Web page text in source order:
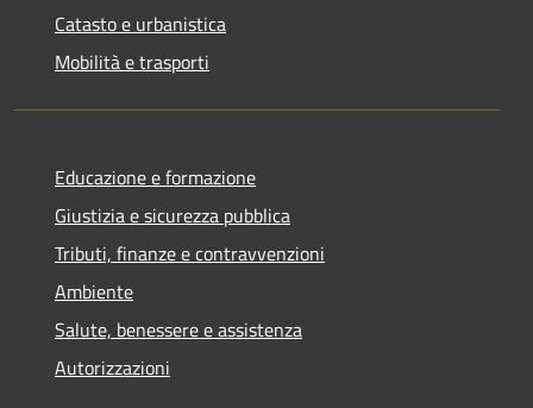
Catasto e urbanistica
Mobilità e trasporti
Educazione e formazione
Giustizia e sicurezza pubblica
Tributi, finanze e contravvenzioni
Ambiente
Salute, benessere e assistenza
Autorizzazioni